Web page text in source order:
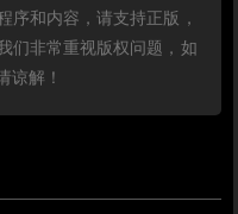
序和内容，请支持正版，
们非常重视版权问题，如
谅解！